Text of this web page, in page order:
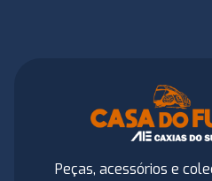
Peças, acessórios e